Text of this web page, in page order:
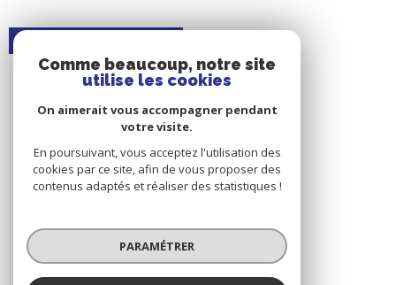
VOIR LE BIEN
Comme beaucoup, notre site
utilise les cookies
On aimerait vous accompagner pendant
votre visite.
En poursuivant, vous acceptez l'utilisation des
cookies par ce site, afin de vous proposer des
contenus adaptés et réaliser des statistiques !
PARAMÉTRER